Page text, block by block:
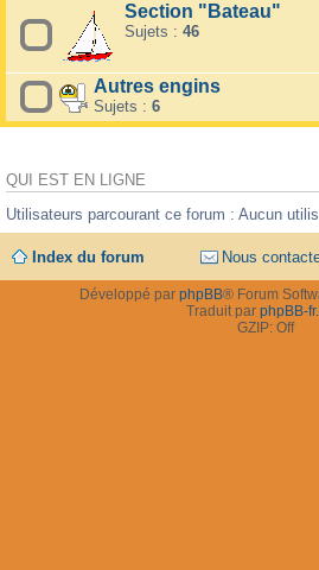
Section "Bateau"
Sujets : 46
Autres engins
Sujets : 6
QUI EST EN LIGNE
Utilisateurs parcourant ce forum : Aucun
Index du forum Nous
Développé par phpBB® Forum
Traduit par phpBB-
GZIP: Off